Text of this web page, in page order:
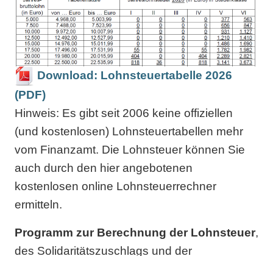
Download: Lohnsteuertabelle 2026
(PDF)
Hinweis: Es gibt seit 2006 keine offiziellen
(und kostenlosen) Lohnsteuertabellen mehr
vom Finanzamt. Die Lohnsteuer können Sie
auch durch den hier angebotenen
kostenlosen online Lohnsteuerrechner
ermitteln.
Programm zur Berechnung der Lohnsteuer,
des Solidaritätszuschlags und der